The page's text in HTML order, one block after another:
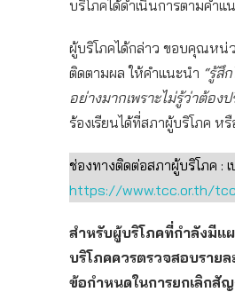
บริโภคได้ดำเนินการตามคำ
ผู้บริโภคได้กล่าว ขอบคุณหน่
ติดตามผล ให้คำแนะนำ “รู้สึ
อย่างมากเพราะไม่รู้ว่าต้องป
ร้องเรียนได้ที่สภาผู้บริโภค
ช่องทางติดต่อสภาผู้บริโภค :
https://www.tcc.or.th/
สำหรับผู้บริโภคที่กำลังมีแ
บริโภคควรตรวจสอบราย
ข้อกำหนดในการยกเลิกสั